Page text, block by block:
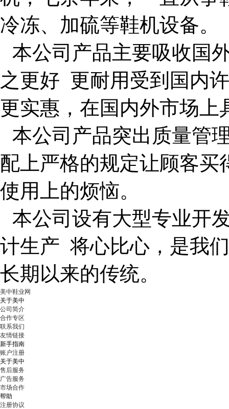
冷冻、加硫等鞋机设备。
本公司产品主要吸收国
之更好 更耐用受到国内
更实惠，在国内外市场上
本公司产品突出质量管
配上严格的规定让顾客买
使用上的烦恼。
本公司设有大型专业开
计生产 将心比心，是我
长期以来的传统。
美中鞋业网
关于美中
公司简介
合作专区
联系我们
友情链接
新手指南
账户注册
关于美中
售后服务
广告服务
市场合作
帮助
注册协议